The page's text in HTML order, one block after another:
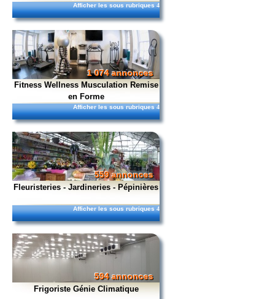
Afficher les sous rubriques 4
1 074 annonces
Fitness Wellness Musculation Remise
en Forme
Afficher les sous rubriques 4
559 annonces
Fleuristeries - Jardineries - Pépinières
Afficher les sous rubriques 4
594 annonces
Frigoriste Génie Climatique